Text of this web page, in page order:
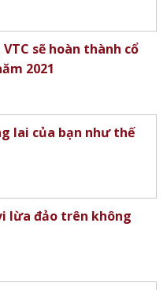
sẽ hoàn thành cổ
2021
lai của bạn như thế
lừa đảo trên không